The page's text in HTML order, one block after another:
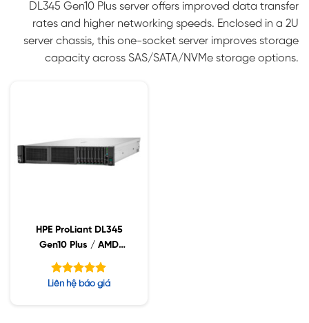
DL345 Gen10 Plus server offers improved data transfer
rates and higher networking speeds. Enclosed in a 2U
server chassis, this one-socket server improves storage
capacity across SAS/SATA/NVMe storage options.
HPE ProLiant DL345
Gen10 Plus / AMD
EPYC 7313P / 32GB-
RDIMMs / 8SFF /
500W PS / P39266-B21
Được xếp
Liên hệ báo giá